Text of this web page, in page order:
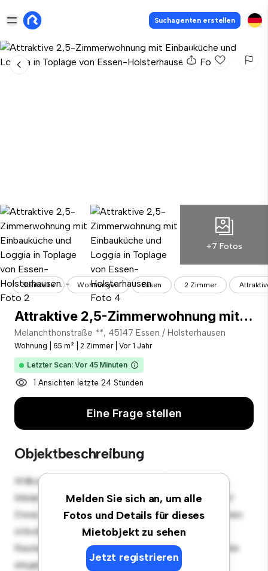
Suchagenten erstellen
+7 Fotos
Startseite Wohnungen Essen 2 Zimmer
Attraktive 2,5-Zimmerwohnung mit Einbauküche und Loggia in Toplage von Essen-Holsterhausen.
Melanchthonstraße **, 45147 Essen / Holsterhausen
Wohnung 65 m² 2 Zimmer Vor 1 Jahr
Letzter Scan: Vor 45 Minuten
1 Ansichten letzte 24 Stunden
Eine Frage stellen
Objektbeschreibung
Melden Sie sich an, um alle
Fotos und Details für dieses
Mietobjekt zu sehen
Jetzt registrieren
Willkommen in Ihrem neuen urbanen Rückzugsort in
Melanchthonstraße 4, 45147 Essen / Holsterhausen!
Diese moderne 2 Schlafzimmer-Wohnung bietet einen
stilvollen und gemütlichen Lebensraum. Die offene
Raumaufteilung eignet sich perfekt für Gäste, und die
elegante Küche ist mit erstklassigen Geräten